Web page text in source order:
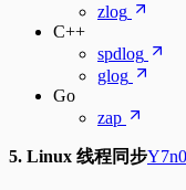
zlog
C++
spdlog
glog
Go
zap
5. Linux 线程同步